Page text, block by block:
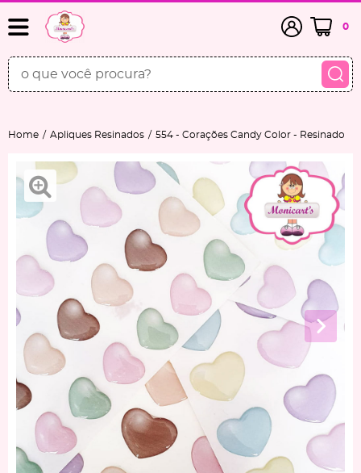
0
Home Apliques Resinados 554 - Corações Candy Color - Resinado